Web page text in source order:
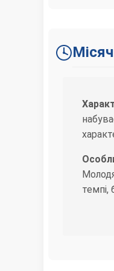
темпі,